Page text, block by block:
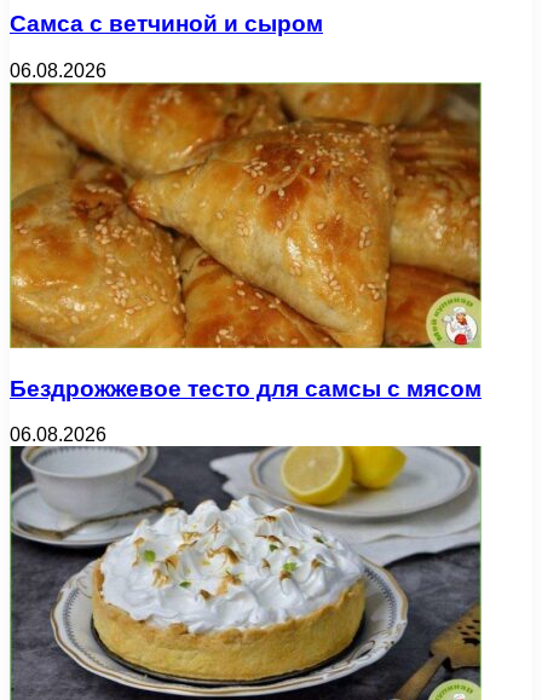
Самса с ветчиной и сыром
06.08.2026
Бездрожжевое тесто для самсы с мясом
06.08.2026